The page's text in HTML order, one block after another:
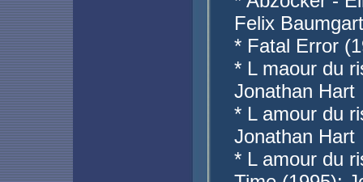
Felix
* Fatal Error
* L maour du
Jonathan Hart
* L amour du
Jonathan Hart
* L amour du